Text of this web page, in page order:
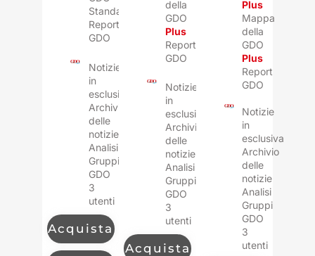
Standard
Report
GDO
Notizie
in
esclusiva
Archivio
delle
notizie
Analisi
Gruppi
GDO
3
utenti
Acquista
della
GDO
Plus
Report
GDO
Notizie
in
esclusiva
Archivio
delle
notizie
Analisi
Gruppi
GDO
3
utenti
Acquista
Plus
Mappa
della
GDO
Plus
Report
GDO
Notizie
in
esclusiva
Archivio
delle
notizie
Analisi
Gruppi
GDO
3
utenti